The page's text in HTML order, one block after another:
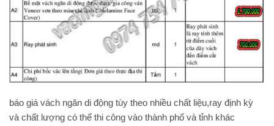
báo giá vách ngăn di động tùy theo nhiều chất liệu,ray định kỳ
và chất lượng có thể thi công vào thành phố và tỉnh khác